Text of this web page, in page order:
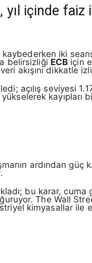
yıl içinde
kaybederken iki
belirsizliği ECB için
akışını dikkatle
açılış seviyesi
ardından güç
bu karar, cuma
The Wall
kimyasallar ile